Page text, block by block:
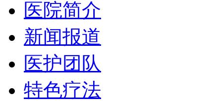
医院简介
新闻报道
医护团队
特色疗法